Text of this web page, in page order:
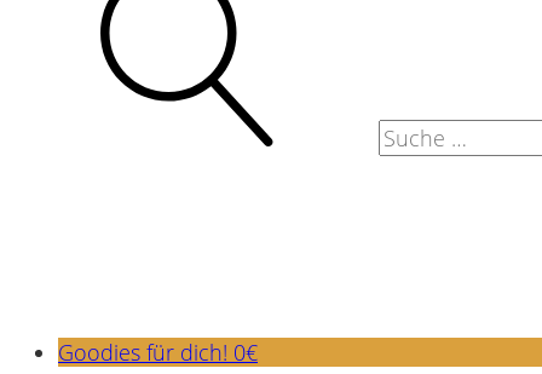
Goodies für dich! 0€